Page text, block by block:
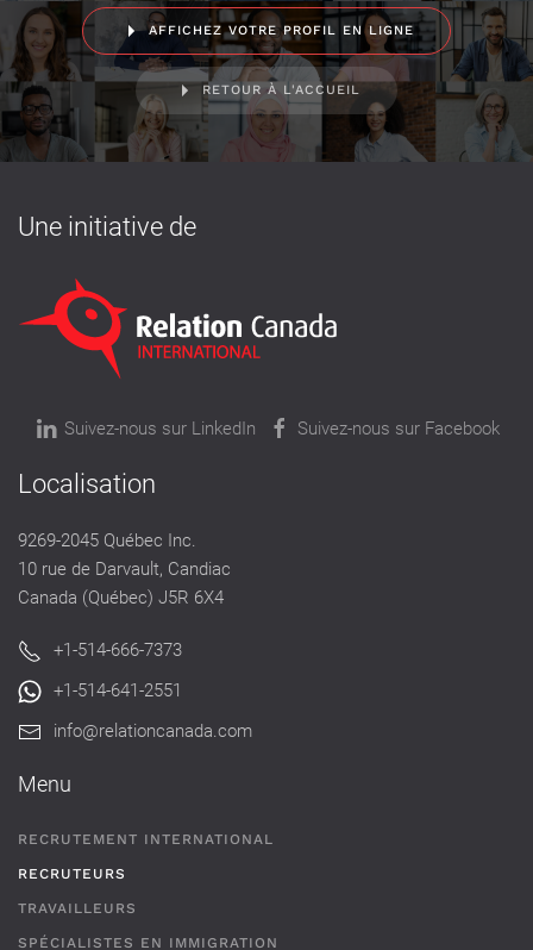
AFFICHEZ VOTRE PROFIL EN LIGNE
RETOUR À L'ACCUEIL
Une initiative de
Suivez-nous sur LinkedIn Suivez-nous sur Facebook
Localisation
9269-2045 Québec Inc.
10 rue de Darvault, Candiac
Canada (Québec) J5R 6X4
+1-514-666-7373
+1-514-641-2551
info@relationcanada.com
Menu
RECRUTEMENT INTERNATIONAL
RECRUTEURS
TRAVAILLEURS
SPÉCIALISTES EN IMMIGRATION